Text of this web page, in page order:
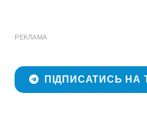
РЕКЛАМА
ПІДПИСАТИСЬ НА